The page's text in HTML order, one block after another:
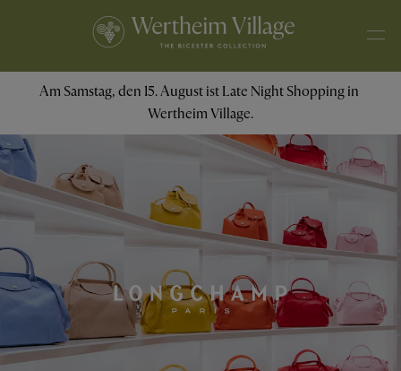
Am Samstag, den 15. August ist Late Night Shopping in
Wertheim Village.